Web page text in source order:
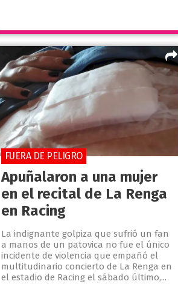
Apuñalaron a una mujer
en el recital de La Renga
en Racing
La indignante golpiza que sufrió un fan
a manos de un patovica no fue el único
incidente de violencia que empañó el
multitudinario concierto de La Renga en
el estadio de Racing el sábado último,...
FUERA DE PELIGRO